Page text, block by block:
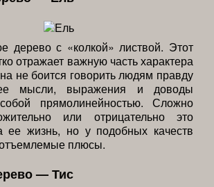
дерево с «колкой» листвой. Этот
отражает важную часть характера
не боится говорить людям правду
мысли, выражения и доводы
прямолинейностью. Сложно
или отрицательно это
ее жизнь, но у подобных качеств
плюсы.
— Тис